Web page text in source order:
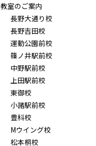
教室のご案内
長野大通り校
長野吉田校
運動公園前校
篠ノ井駅前校
中野駅前校
上田駅前校
東御校
小諸駅前校
豊科校
Mウイング校
松本桐校